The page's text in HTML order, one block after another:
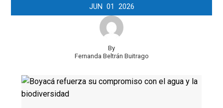
JUN 01 2026
By
Fernanda Beltrán Buitrago